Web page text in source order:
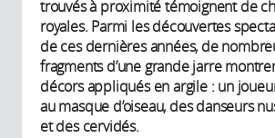
trouvés à proximité témoignent de
royales. Parmi les découvertes
de ces dernières années, de
fragments d’une grande jarre
décors appliqués en argile : un
au masque d’oiseau, des danseurs
et des cervidés.